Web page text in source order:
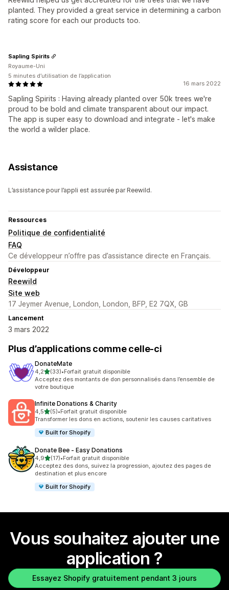
planted. They provided a great service in determining a carbon
rating score for each our products too.
16 mars 2022
Sapling Spirits : Having already planted over 50k trees we're
proud to be bold and climate transparent about our impact.
The app is super easy to download and integrate - let's make
the world a wilder place.
Sapling Spirits
Royaume-Uni
5 minutes d’utilisation de l’application
Assistance
L’assistance pour l’appli est assurée par Reewild.
Ressources
Politique de confidentialité
FAQ
Ce développeur n’offre pas d’assistance directe en Français.
Développeur
Reewild
Site web
17 Jeymer Avenue, London, London, BFP, E2 7QX, GB
Lancement
3 mars 2022
Plus d’applications comme celle-ci
DonateMate
4,2étoile(s) sur 5
(33)
33 avis au total
•Forfait gratuit disponible
Acceptez des montants de don personnalisés dans l’ensemble de
votre boutique
Infinite Donations & Charity
4,5étoile(s) sur 5
(5)
5 avis au total
•Forfait gratuit disponible
Transformer les dons en actions, soutenir les causes caritatives
Built for Shopify
Donate Bee ‑ Easy Donations
4,9étoile(s) sur 5
(17)
17 avis au total
•Forfait gratuit disponible
Acceptez des dons, suivez la progression, ajoutez des pages de
destination et plus encore
Built for Shopify
Vous souhaitez ajouter une
application ?
Essayez Shopify gratuitement pendant 3 jours